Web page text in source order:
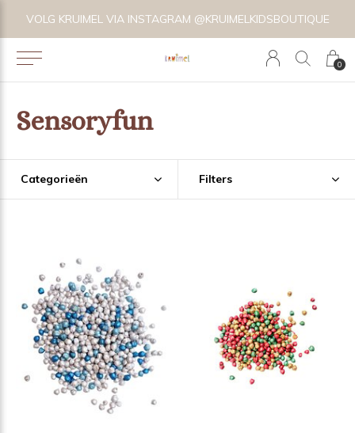
0
VOLG KRUIMEL VIA INSTAGRAM @KRUIMELKIDSBOUTIQUE
Sensoryfun
Categorieën Filters